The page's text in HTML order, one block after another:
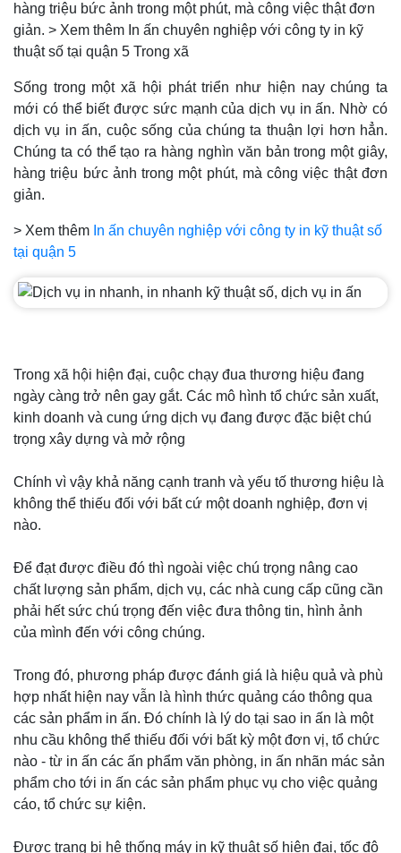
hàng triệu bức ảnh trong một phút, mà công việc thật đơn
giản. > Xem thêm In ấn chuyên nghiệp với công ty in kỹ
thuật số tại quận 5 Trong xã
Sống trong một xã hội phát triển như hiện nay chúng ta
mới có thể biết được sức mạnh của dịch vụ in ấn. Nhờ có
dịch vụ in ấn, cuộc sống của chúng ta thuận lợi hơn hẳn.
Chúng ta có thể tạo ra hàng nghìn văn bản trong một giây,
hàng triệu bức ảnh trong một phút, mà công việc thật đơn
giản.
> Xem thêm In ấn chuyên nghiệp với công ty in kỹ thuật số
tại quận 5
Trong xã hội hiện đại, cuộc chạy đua thương hiệu đang
ngày càng trở nên gay gắt. Các mô hình tổ chức sản xuất,
kinh doanh và cung ứng dịch vụ đang được đặc biệt chú
trọng xây dựng và mở rộng
Chính vì vậy khả năng cạnh tranh và yếu tố thương hiệu là
không thể thiếu đối với bất cứ một doanh nghiệp, đơn vị
nào.
Để đạt được điều đó thì ngoài việc chú trọng nâng cao
chất lượng sản phẩm, dịch vụ, các nhà cung cấp cũng cần
phải hết sức chú trọng đến việc đưa thông tin, hình ảnh
của mình đến với công chúng.
Trong đó, phương pháp được đánh giá là hiệu quả và phù
hợp nhất hiện nay vẫn là hình thức quảng cáo thông qua
các sản phẩm in ấn. Đó chính là lý do tại sao in ấn là một
nhu cầu không thể thiếu đối với bất kỳ một đơn vị, tổ chức
nào - từ in ấn các ấn phẩm văn phòng, in ấn nhãn mác sản
phẩm cho tới in ấn các sản phẩm phục vụ cho việc quảng
cáo, tổ chức sự kiện.
Được trang bị hệ thống máy in kỹ thuật số hiện đại, tốc độ